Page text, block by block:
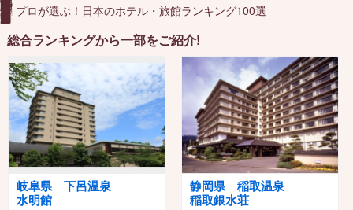
プロが選ぶ！日本のホテル・旅館ランキング100選
総合ランキングから一部をご紹介!
岐阜県 下呂温泉
水明館
静岡県 稲取温泉
稲取銀水荘